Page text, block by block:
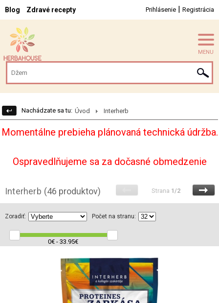
Blog Zdravé recepty Prihlásenie | Registrácia
MENU
Nachádzate sa tu: Úvod Interherb
Momentálne prebieha plánovaná technická údržba.
Ospravedlňujeme sa za dočasné obmedzenie
Interherb (46 produktov) Strana 1/2
Zoradiť: Počet na stranu:
0€ - 33.95€